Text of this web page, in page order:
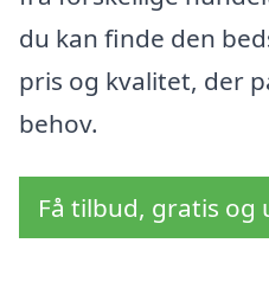
du kan finde den
pris og kvalitet, der
behov.
Få tilbud, gratis